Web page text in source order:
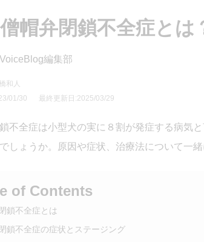
帽弁閉鎖不全症とは
編集部
和人
01/30
最終更新日:2025/03/29
不全症は小型犬の実に８割が発症する病気
しょうか。原因や症状、治療法について一緒
of Contents
鎖不全症とは
鎖不全症の症状とステージング